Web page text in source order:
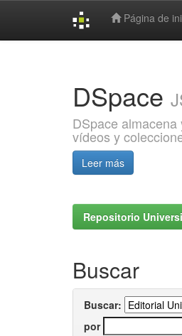
Página de
DSpace
DSpace
vídeos y
Leer más
Repositorio
Buscar
Buscar:
por